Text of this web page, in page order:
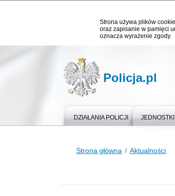
Strona używa plików
oraz zapisanie w pamięci
oznacza wyrażenie zgody.
Policja.pl
DZIAŁANIA POLICJI JEDNOSTKI
Strona główna Aktualności